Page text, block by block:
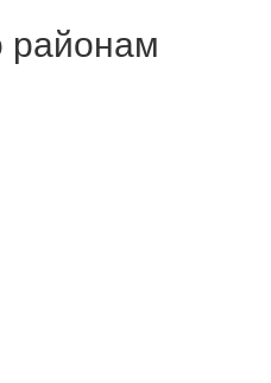
районам